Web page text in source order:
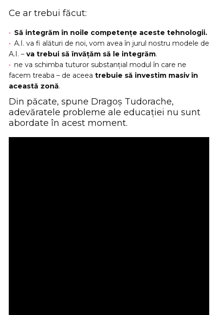
Ce ar trebui făcut:
Să integrăm în noile competențe aceste tehnologii.
A.I. va fi alături de noi, vom avea în jurul nostru modele de
A.I. – va trebui să învățăm să le integrăm.
ne va schimba tuturor substanțial modul în care ne
facem treaba – de aceea trebuie să investim masiv în
această zonă.
Din păcate, spune Dragoș Tudorache,
adevăratele probleme ale educației nu sunt
abordate în acest moment.